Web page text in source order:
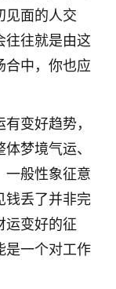
见面的人交
往往就是由这
合中，你也应
变好趋势，
梦境气运、
一般性象征意
钱丢了并非完
运变好的征
是一个对工作
吗？�
32
检查又没什么大
遍了，找不到问
师，跟老师聊过
，处理了一些因
，主要是心情好
了。
后，最大的感
皆是命，半点